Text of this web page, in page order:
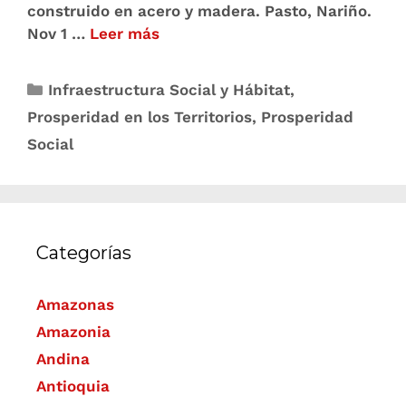
construido en acero y madera. Pasto, Nariño.
Nov 1 … Leer más
Infraestructura Social y Hábitat,
Prosperidad en los Territorios, Prosperidad
Social
Categorías
Amazonas
Amazonia
Andina
Antioquia